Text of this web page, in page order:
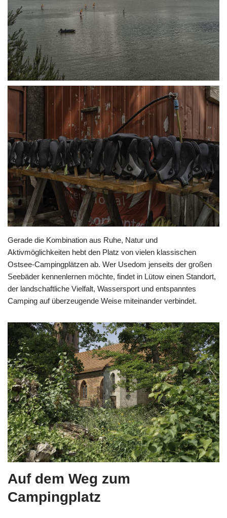
Gerade die Kombination aus Ruhe, Natur und
Aktivmöglichkeiten hebt den Platz von vielen klassischen
Ostsee-Campingplätzen ab. Wer Usedom jenseits der großen
Seebäder kennenlernen möchte, findet in Lütow einen Standort,
der landschaftliche Vielfalt, Wassersport und entspanntes
Camping auf überzeugende Weise miteinander verbindet.
Auf dem Weg zum
Campingplatz